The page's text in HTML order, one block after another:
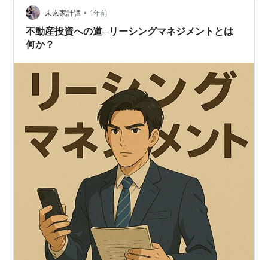
未来家計譚 • 1年前
不動産投資への道─リーシングマネジメントとは
何か？